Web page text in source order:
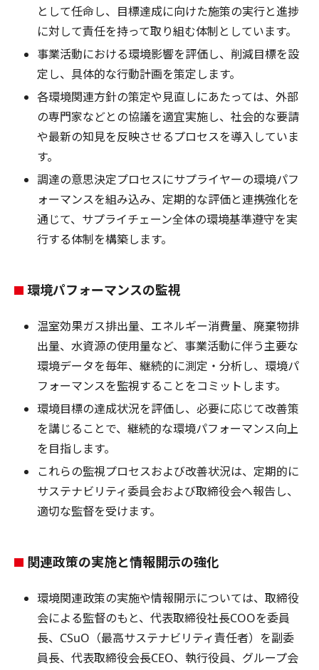
として任命し、目標達成に向けた施策の実行と進捗
に対して責任を持って取り組む体制としています。
事業活動における環境影響を評価し、削減目標を設
定し、具体的な行動計画を策定します。
各環境関連方針の策定や見直しにあたっては、外部
の専門家などとの協議を適宜実施し、社会的な要請
や最新の知見を反映させるプロセスを導入していま
す。
調達の意思決定プロセスにサプライヤーの環境パフ
ォーマンスを組み込み、定期的な評価と連携強化を
通じて、サプライチェーン全体の環境基準遵守を実
行する体制を構築します。
環境パフォーマンスの監視
温室効果ガス排出量、エネルギー消費量、廃棄物排
出量、水資源の使用量など、事業活動に伴う主要な
環境データを毎年、継続的に測定・分析し、環境パ
フォーマンスを監視することをコミットします。
環境目標の達成状況を評価し、必要に応じて改善策
を講じることで、継続的な環境パフォーマンス向上
を目指します。
これらの監視プロセスおよび改善状況は、定期的に
サステナビリティ委員会および取締役会へ報告し、
適切な監督を受けます。
関連政策の実施と情報開示の強化
環境関連政策の実施や情報開示については、取締役
会による監督のもと、代表取締役社長COOを委員
長、CSuO（最高サステナビリティ責任者）を副委
員長、代表取締役会長CEO、執行役員、グループ会